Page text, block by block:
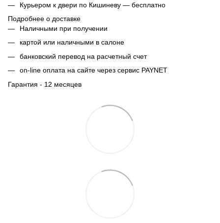
Курьером к двери по Кишиневу — бесплатно
Подробнее о доставке
Наличными при получении
картой или наличными в салоне
банковский перевод на расчетный счет
on-line оплата на сайте через сервис PAYNET
Гарантия - 12 месяцев